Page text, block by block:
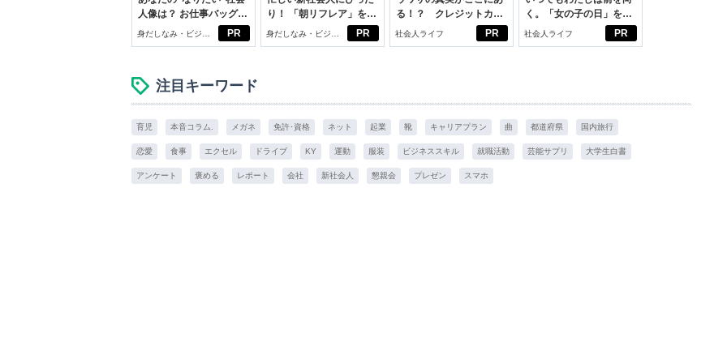
PR
人像は？ お仕事バッグ選
びから始める新生活
身だしなみ・ビジネ
スアイテム
PR
り！ 「朝リフレア」をは
じめよう。しっかりニオ
イケアして24時間快適。
身だしなみ・ビジネ
スアイテム
PR
る！？ クレジットカー
ドの都市伝説
社会人ライフ PR
く。「女の子の日」を前
向きに♪社会人エリ・大
社会人ライフ
注目キーワード
育児 本音コラム. メガネ 免許･資格 ネット 起業 靴 キャリアプラン 曲 都道府県 国内旅行
恋愛 食事 エクセル ドライブ KY 運動 服装 ビジネススキル 就職活動 芸能サプリ 大学生白書
アンケート 褒める レポート 会社 新社会人 懇親会 プレゼン スマホ